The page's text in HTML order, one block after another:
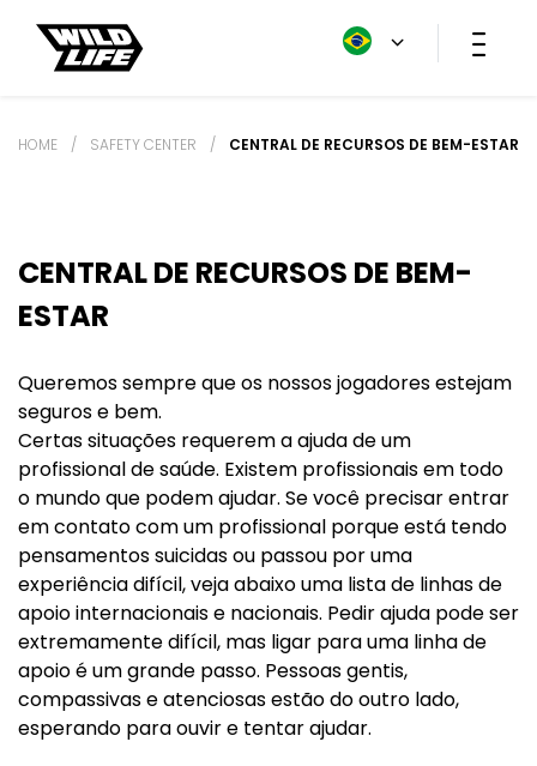
HOME / SAFETY CENTER / CENTRAL DE RECURSOS DE BEM-ESTAR
CENTRAL DE RECURSOS DE BEM-
ESTAR
Queremos sempre que os nossos jogadores estejam
seguros e bem.
Certas situações requerem a ajuda de um
profissional de saúde. Existem profissionais em todo
o mundo que podem ajudar. Se você precisar entrar
em contato com um profissional porque está tendo
pensamentos suicidas ou passou por uma
experiência difícil, veja abaixo uma lista de linhas de
apoio internacionais e nacionais. Pedir ajuda pode ser
extremamente difícil, mas ligar para uma linha de
apoio é um grande passo. Pessoas gentis,
compassivas e atenciosas estão do outro lado,
esperando para ouvir e tentar ajudar.